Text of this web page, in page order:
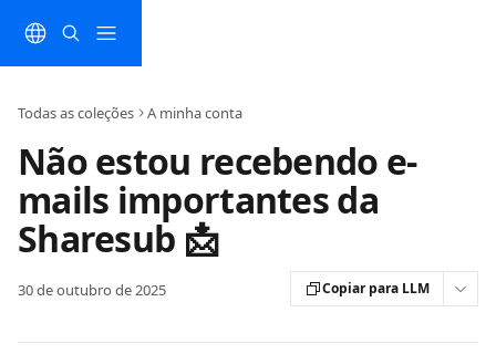
Todas as coleções A minha conta
Não estou recebendo e-
mails importantes da
Sharesub 📩
30 de outubro de 2025 Copiar para LLM